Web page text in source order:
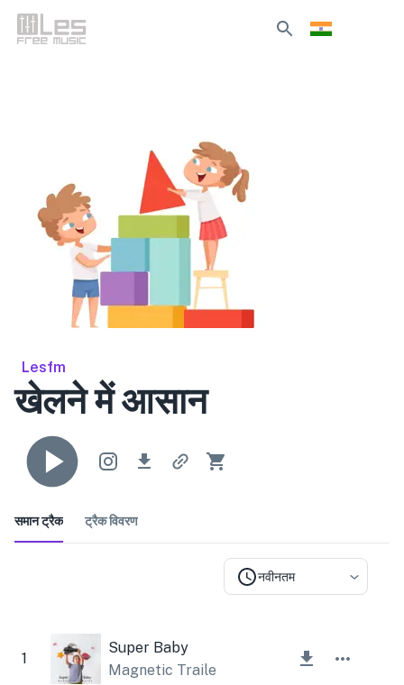
Lesfm
खेलने में आसान
समान ट्रैक ट्रैक विवरण
नवीनतम
1
Super Baby
Magnetic Trailer